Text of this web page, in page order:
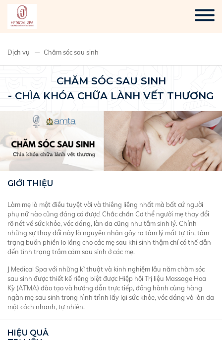
Dịch vụ Chăm sóc sau sinh
CHĂM SÓC SAU SINH
- CHÌA KHÓA CHỮA LÀNH VẾT THƯƠNG
GIỚI THIỆU
Làm mẹ là một điều tuyệt vời và thiêng liêng nhất mà bất cứ người
phụ nữ nào cũng đáng có được! Chắc chắn Cơ thể người mẹ thay đổi
rõ nét về sức khỏe, vóc dáng, làn da cũng như tâm sinh lý. Chính
những sự thay đổi này là nguyên nhân gây ra tâm lý mất tự tin, tâm
trạng buồn phiền lo lắng cho các mẹ sau khi sinh thậm chí có thể dẫn
đến tình trạng trầm cảm sau sinh ở các mẹ.
J Medical Spa với những kĩ thuật và kinh nghiệm lâu năm chăm sóc
sau sinh được thiết kế riêng biệt được Hiệp hội Trị liệu Massage Hoa
Kỳ (ATMA) đào tạo và hướng dẫn trực tiếp, đồng hành cùng hàng
ngàn mẹ sau sinh trong hình trình lấy lại sức khỏe, vóc dáng và làn da
một cách nhanh, tự nhiên.
HIỆU QUẢ